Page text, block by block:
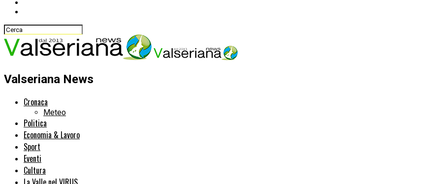
Valseriana News
Cronaca
Meteo
Politica
Economia & Lavoro
Sport
Eventi
Cultura